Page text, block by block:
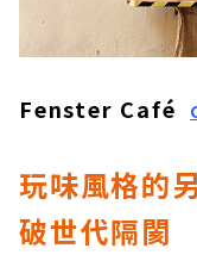
Fenster Café
玩味風格的
破世代隔閡